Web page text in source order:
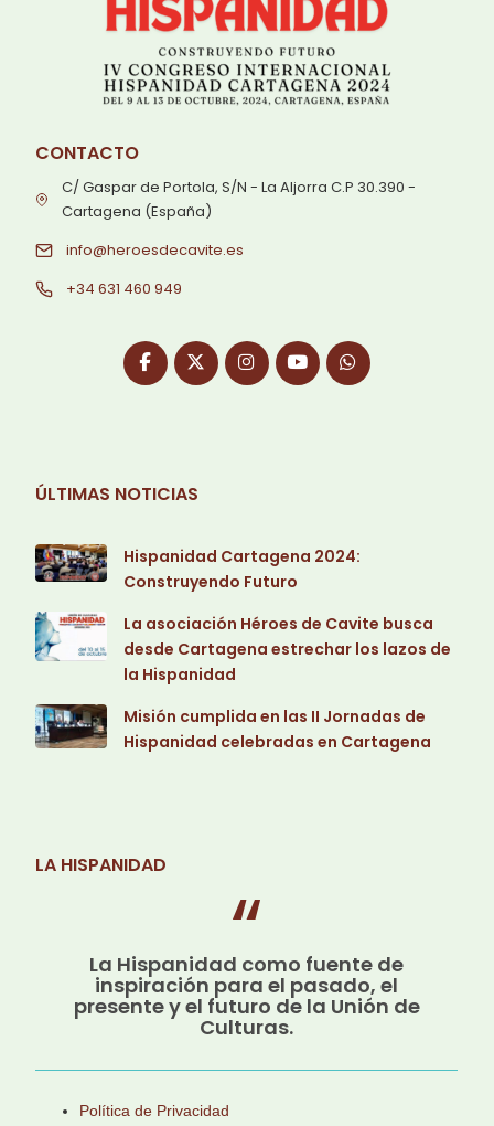
CONTACTO
C/ Gaspar de Portola, S/N - La Aljorra C.P 30.390 -
Cartagena (España)
info@heroesdecavite.es
+34 631 460 949
ÚLTIMAS NOTICIAS
Hispanidad Cartagena 2024:
Construyendo Futuro
La asociación Héroes de Cavite busca
desde Cartagena estrechar los lazos de
la Hispanidad
Misión cumplida en las II Jornadas de
Hispanidad celebradas en Cartagena
LA HISPANIDAD
La Hispanidad como fuente de
inspiración para el pasado, el
presente y el futuro de la Unión de
Culturas.
Política de Privacidad